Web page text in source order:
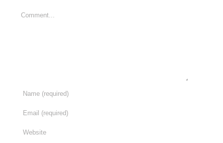
Comment